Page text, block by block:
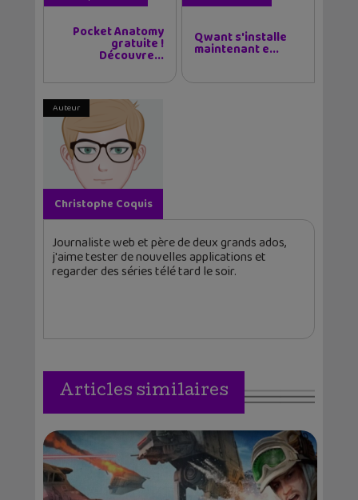
Pocket Anatomy
gratuite !
Découvre...
Qwant s'installe
maintenant e...
Auteur
Christophe Coquis
Journaliste web et père de deux grands ados,
j'aime tester de nouvelles applications et
regarder des séries télé tard le soir.
Articles similaires